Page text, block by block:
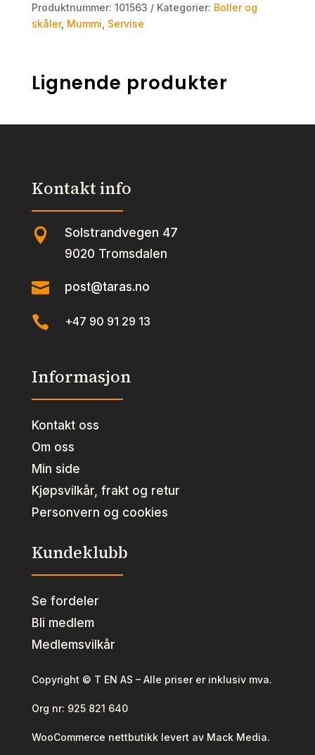
Produktnummer: 101563 Kategorier: Boller og
skåler, Mummi Servise
Lignende produkter
Kontakt info
 Solstrandvegen 47
9020 Tromsdalen
 post@taras.no
 +47 90 91 29 13
Informasjon
Kontakt oss
Om oss
Min side
Kjøpsvilkår, frakt og retur
Personvern og cookies
Kundeklubb
Se fordeler
Bli medlem
Medlemsvilkår
Copyright © T EN AS – Alle priser er inklusiv mva.
Org nr: 925 821 640
WooCommerce nettbutikk levert av Mack Media.